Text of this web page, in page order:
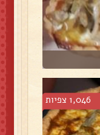
1,046 צפיות